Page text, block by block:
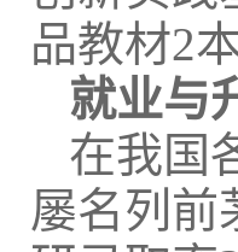
品教材2
就业与
在我国
屡名列前